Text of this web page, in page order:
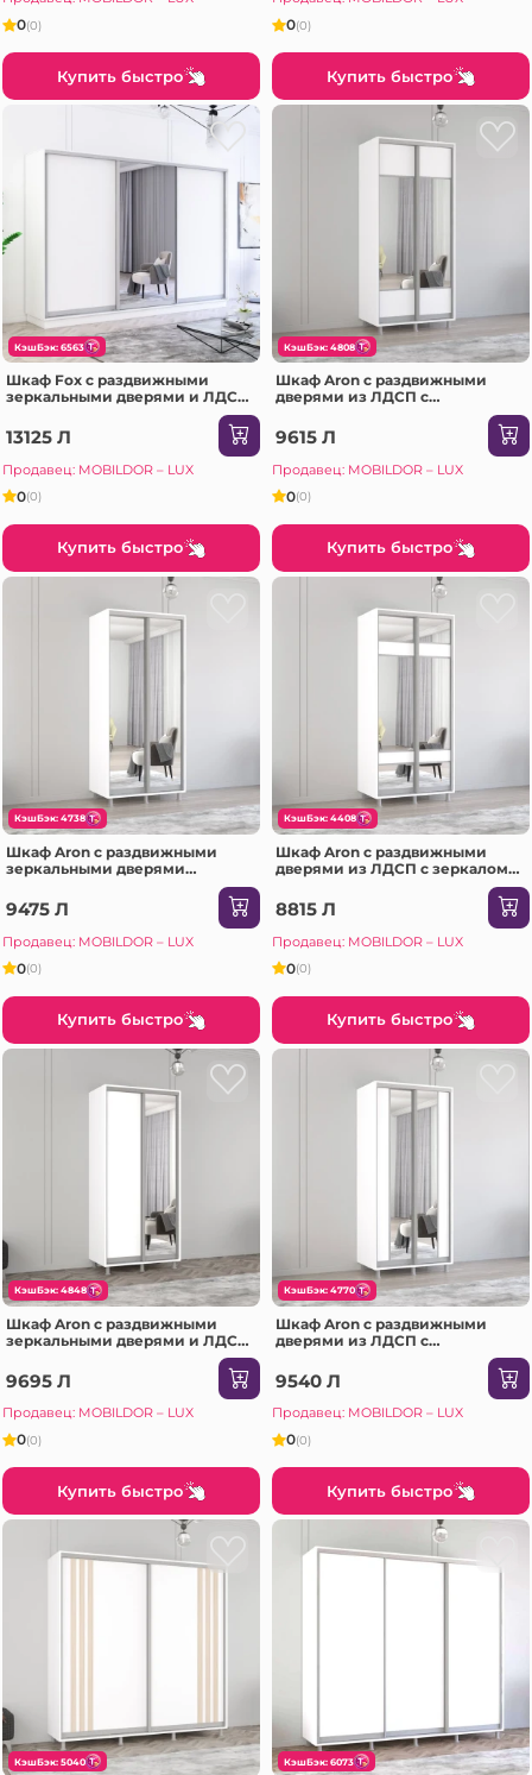
0(0)
Купить быстро
0(0)
Купить быстро
КэшБэк: 6563
Шкаф Fox с раздвижными
зеркальными дверями и ЛДСП
13125 Л
Продавец: MOBILDOR – LUX
0(0)
Купить быстро
КэшБэк: 4808
Шкаф Aron с раздвижными
дверями из ЛДСП с
(190x60x210H см) Белый
Бриллиант
9615 Л
Продавец: MOBILDOR – LUX
0(0)
Купить быстро
КэшБэк: 4738
Шкаф Aron с раздвижными
зеркальными дверями
9475 Л
Продавец: MOBILDOR – LUX
0(0)
Купить быстро
КэшБэк: 4408
Шкаф Aron с раздвижными
дверями из ЛДСП с зеркалом
Антрацит
8815 Л
Продавец: MOBILDOR – LUX
0(0)
Купить быстро
КэшБэк: 4848
Шкаф Aron с раздвижными
зеркальными дверями и ЛДСП
Бриллиант
9695 Л
Продавец: MOBILDOR – LUX
0(0)
Купить быстро
КэшБэк: 4770
Шкаф Aron с раздвижными
дверями из ЛДСП с
(170x60x240H см) Sonoma
9540 Л
Продавец: MOBILDOR – LUX
0(0)
Купить быстро
КэшБэк: 5040 КэшБэк: 6073